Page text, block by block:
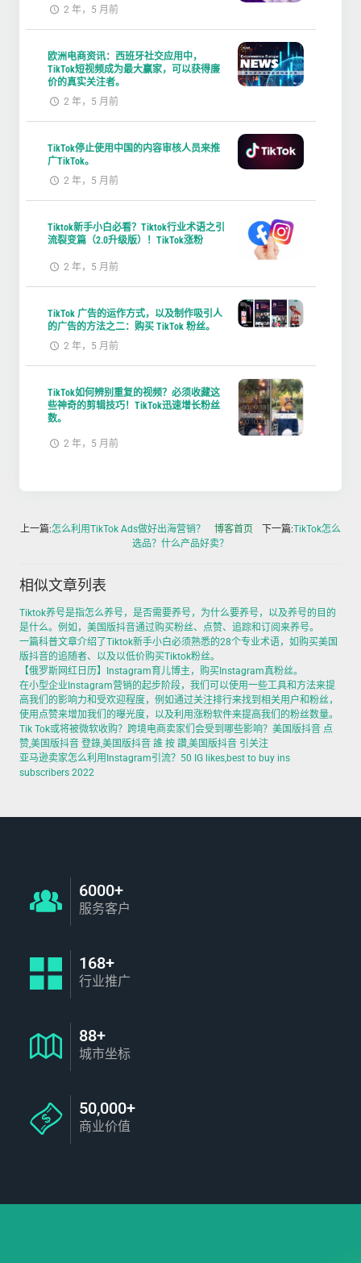
2 年，5 月前
欧洲电商资讯：西班牙社交应用中，
TikTok短视频成为最大赢家，可以获得廉
价的真实关注者。
2 年，5 月前
TikTok停止使用中国的内容审核人员来推
广TikTok。
2 年，5 月前
Tiktok新手小白必看？Tiktok行业术语之引
流裂变篇（2.0升级版）！TikTok涨粉
2 年，5 月前
TikTok 广告的运作方式，以及制作吸引人
的广告的方法之二：购买 TikTok 粉丝。
2 年，5 月前
TikTok如何辨别重复的视频？必须收藏这
些神奇的剪辑技巧！TikTok迅速增长粉丝
数。
2 年，5 月前
上一篇:怎么利用TikTok Ads做好出海营销？ 博客首页 下一篇:TikTok怎么
选品？什么产品好卖？
相似文章列表
Tiktok养号是指怎么养号，是否需要养号，为什么要养号，以及养号的目的
是什么。例如，美国版抖音通过购买粉丝、点赞、追踪和订阅来养号。
一篇科普文章介绍了Tiktok新手小白必须熟悉的28个专业术语，如购买美国
版抖音的追随者、以及以低价购买Tiktok粉丝。
【俄罗斯网红日历】Instagram育儿博主，购买Instagram真粉丝。
在小型企业Instagram营销的起步阶段，我们可以使用一些工具和方法来提
高我们的影响力和受欢迎程度，例如通过关注排行来找到相关用户和粉丝，
使用点赞来增加我们的曝光度，以及利用涨粉软件来提高我们的粉丝数量。
Tik Tok或将被微软收购？跨境电商卖家们会受到哪些影响？美国版抖音 点
赞,美国版抖音 登錄,美国版抖音 誰 按 讚,美国版抖音 引关注
亚马逊卖家怎么利用Instagram引流？50 IG likes,best to buy ins
subscribers 2022
6000+
服务客户
168+
行业推广
88+
城市坐标
50,000+
商业价值